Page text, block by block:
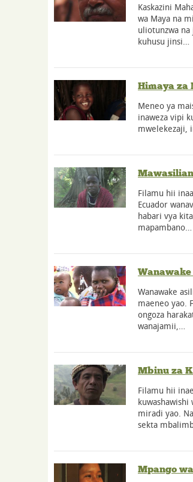
Kaskazini
wa Maya na
uliotunzwa
kuhusu jinsi…
Himaya za
Meneo ya
inaweza vipi
mwelekezaji,
Filamu hii
Ecuador
habari vya
mapambano…
Wanawake
maeneo yao.
ongoza
wanajamii,…
Mbinu za
Filamu hii
miradi yao.
sekta
Mpango